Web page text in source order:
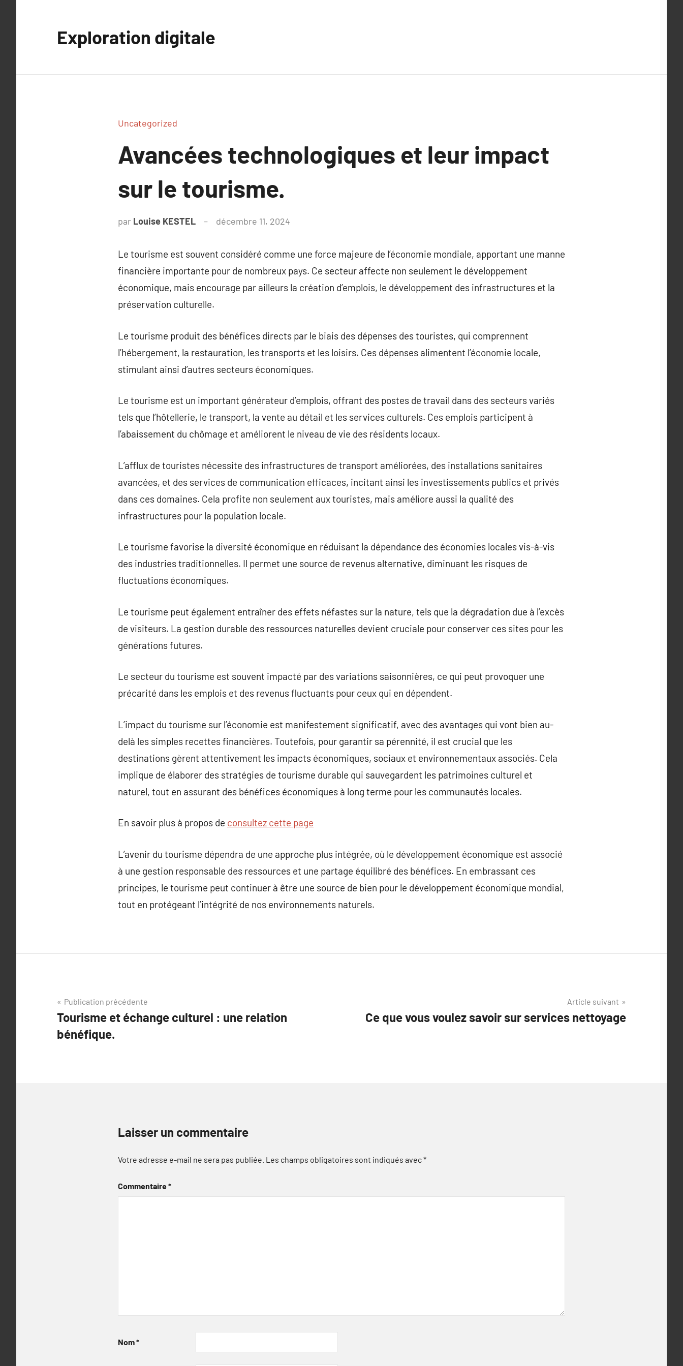
Exploration digitale
Uncategorized
Avancées technologiques et leur impact
sur le tourisme.
par Louise KESTEL décembre 11, 2024
Le tourisme est souvent considéré comme une force majeure de l’économie mondiale, apportant une manne
financière importante pour de nombreux pays. Ce secteur affecte non seulement le développement
économique, mais encourage par ailleurs la création d’emplois, le développement des infrastructures et la
préservation culturelle.
Le tourisme produit des bénéfices directs par le biais des dépenses des touristes, qui comprennent
l’hébergement, la restauration, les transports et les loisirs. Ces dépenses alimentent l’économie locale,
stimulant ainsi d’autres secteurs économiques.
Le tourisme est un important générateur d’emplois, offrant des postes de travail dans des secteurs variés
tels que l’hôtellerie, le transport, la vente au détail et les services culturels. Ces emplois participent à
l’abaissement du chômage et améliorent le niveau de vie des résidents locaux.
L’afflux de touristes nécessite des infrastructures de transport améliorées, des installations sanitaires
avancées, et des services de communication efficaces, incitant ainsi les investissements publics et privés
dans ces domaines. Cela profite non seulement aux touristes, mais améliore aussi la qualité des
infrastructures pour la population locale.
Le tourisme favorise la diversité économique en réduisant la dépendance des économies locales vis-à-vis
des industries traditionnelles. Il permet une source de revenus alternative, diminuant les risques de
fluctuations économiques.
Le tourisme peut également entraîner des effets néfastes sur la nature, tels que la dégradation due à l’excès
de visiteurs. La gestion durable des ressources naturelles devient cruciale pour conserver ces sites pour les
générations futures.
Le secteur du tourisme est souvent impacté par des variations saisonnières, ce qui peut provoquer une
précarité dans les emplois et des revenus fluctuants pour ceux qui en dépendent.
L’impact du tourisme sur l’économie est manifestement significatif, avec des avantages qui vont bien au-
delà les simples recettes financières. Toutefois, pour garantir sa pérennité, il est crucial que les
destinations gèrent attentivement les impacts économiques, sociaux et environnementaux associés. Cela
implique de élaborer des stratégies de tourisme durable qui sauvegardent les patrimoines culturel et
naturel, tout en assurant des bénéfices économiques à long terme pour les communautés locales.
En savoir plus à propos de consultez cette page
L’avenir du tourisme dépendra de une approche plus intégrée, où le développement économique est associé
à une gestion responsable des ressources et une partage équilibré des bénéfices. En embrassant ces
principes, le tourisme peut continuer à être une source de bien pour le développement économique mondial,
tout en protégeant l’intégrité de nos environnements naturels.
Navigation
de
l’article
Publication précédente
Tourisme et échange culturel : une relation
bénéfique.
Article suivant
Ce que vous voulez savoir sur services nettoyage
Laisser un commentaire
Votre adresse e-mail ne sera pas publiée. Les champs obligatoires sont indiqués avec*
Commentaire*
Nom*